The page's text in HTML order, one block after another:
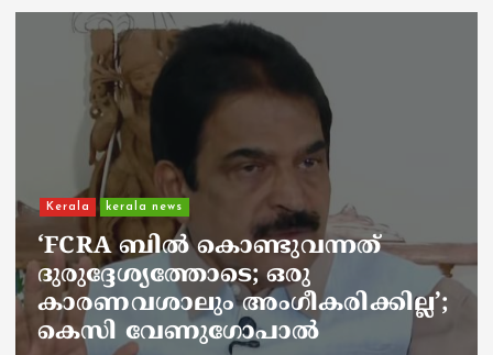
kerala news
ചാലിശേരിയില്‍ സര്‍ക്കാര്‍
ജനകീയ ആരോഗ്യകേന്ദ്രത്തില്‍
നഴ്സിന് അണലിയുടെ കടിയേറ്റു;
അണലിയുടെ കടിയേറ്റത്
ഡ്യൂട്ടിക്കിടെ